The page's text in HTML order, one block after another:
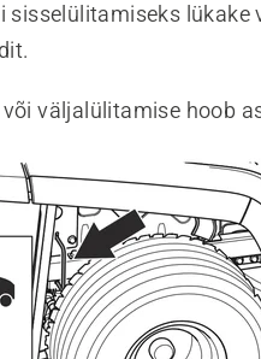
sisselülitamiseks lükake
väljalülitamise hoob